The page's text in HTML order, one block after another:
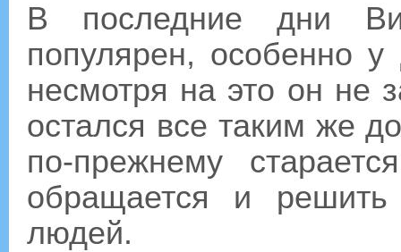
В последние дни
популярен, особенно
несмотря на это он не
остался все таким же
по-прежнему
обращается и
людей.